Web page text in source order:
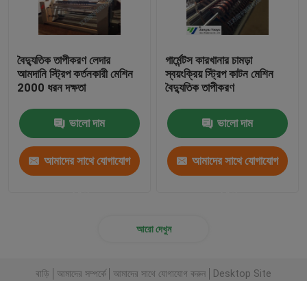
বৈদ্যুতিক তাপীকরণ লেদার
আমদানি স্ট্রিপ কর্তনকারী মেশিন
2000 ধরন দক্ষতা
ভালো দাম
আমাদের সাথে যোগাযোগ
গার্মেন্টস কারখানার চামড়া
স্বয়ংক্রিয় স্ট্রিপ কাটন মেশিন
বৈদ্যুতিক তাপীকরণ
ভালো দাম
আমাদের সাথে যোগাযোগ
আরো দেখুন
বাড়ি আমাদের সম্পর্কে আমাদের সাথে যোগাযোগ করুন Desktop Site